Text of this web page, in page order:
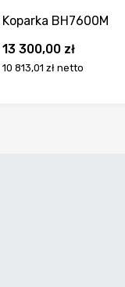
Koparka BH7600M
13 300,00 zł
10 813,01 złnetto